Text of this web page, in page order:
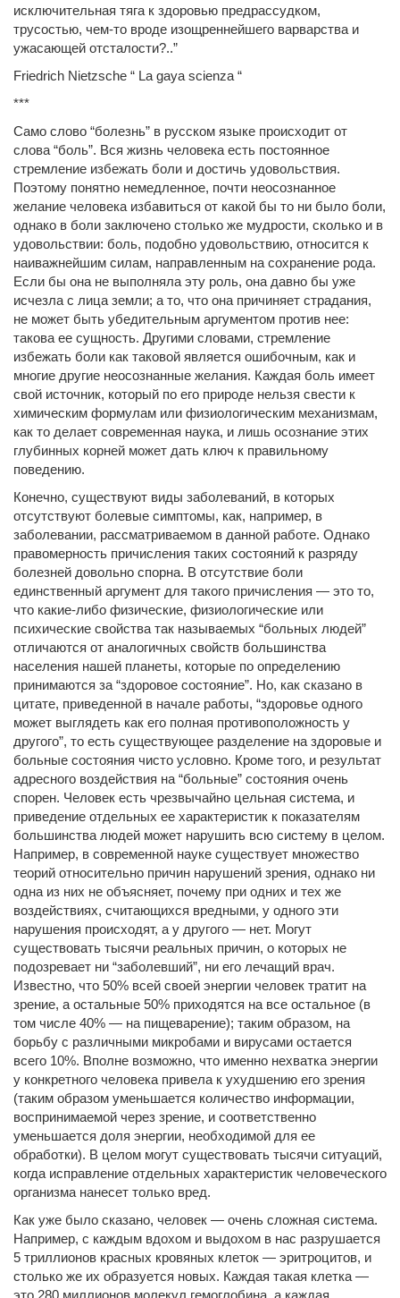
исключительная тяга к здоровью предрассудком,
трусостью, чем-то вроде изощреннейшего варварства и
ужасающей отсталости?..”
Friedrich Nietzsche “ La gaya scienza “
***
Само слово “болезнь” в русском языке происходит от
слова “боль”. Вся жизнь человека есть постоянное
стремление избежать боли и достичь удовольствия.
Поэтому понятно немедленное, почти неосознанное
желание человека избавиться от какой бы то ни было боли,
однако в боли заключено столько же мудрости, сколько и в
удовольствии: боль, подобно удовольствию, относится к
наиважнейшим силам, направленным на сохранение рода.
Если бы она не выполняла эту роль, она давно бы уже
исчезла с лица земли; а то, что она причиняет страдания,
не может быть убедительным аргументом против нее:
такова ее сущность. Другими словами, стремление
избежать боли как таковой является ошибочным, как и
многие другие неосознанные желания. Каждая боль имеет
свой источник, который по его природе нельзя свести к
химическим формулам или физиологическим механизмам,
как то делает современная наука, и лишь осознание этих
глубинных корней может дать ключ к правильному
поведению.
Конечно, существуют виды заболеваний, в которых
отсутствуют болевые симптомы, как, например, в
заболевании, рассматриваемом в данной работе. Однако
правомерность причисления таких состояний к разряду
болезней довольно спорна. В отсутствие боли
единственный аргумент для такого причисления — это то,
что какие-либо физические, физиологические или
психические свойства так называемых “больных людей”
отличаются от аналогичных свойств большинства
населения нашей планеты, которые по определению
принимаются за “здоровое состояние”. Но, как сказано в
цитате, приведенной в начале работы, “здоровье одного
может выглядеть как его полная противоположность у
другого”, то есть существующее разделение на здоровые и
больные состояния чисто условно. Кроме того, и результат
адресного воздействия на “больные” состояния очень
спорен. Человек есть чрезвычайно цельная система, и
приведение отдельных ее характеристик к показателям
большинства людей может нарушить всю систему в целом.
Например, в современной науке существует множество
теорий относительно причин нарушений зрения, однако ни
одна из них не объясняет, почему при одних и тех же
воздействиях, считающихся вредными, у одного эти
нарушения происходят, а у другого — нет. Могут
существовать тысячи реальных причин, о которых не
подозревает ни “заболевший”, ни его лечащий врач.
Известно, что 50% всей своей энергии человек тратит на
зрение, а остальные 50% приходятся на все остальное (в
том числе 40% — на пищеварение); таким образом, на
борьбу с различными микробами и вирусами остается
всего 10%. Вполне возможно, что именно нехватка энергии
у конкретного человека привела к ухудшению его зрения
(таким образом уменьшается количество информации,
воспринимаемой через зрение, и соответственно
уменьшается доля энергии, необходимой для ее
обработки). В целом могут существовать тысячи ситуаций,
когда исправление отдельных характеристик человеческого
организма нанесет только вред.
Как уже было сказано, человек — очень сложная система.
Например, с каждым вдохом и выдохом в нас разрушается
5 триллионов красных кровяных клеток — эритроцитов, и
столько же их образуется новых. Каждая такая клетка —
это 280 миллионов молекул гемоглобина, а каждая